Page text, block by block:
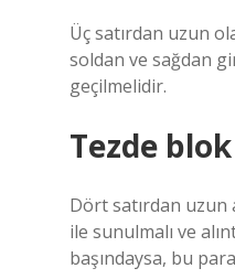
Üç satırdan uzun
soldan ve sağdan
geçilmelidir.
Tezde blok
Dört satırdan uzun
ile sunulmalı ve
başındaysa, bu